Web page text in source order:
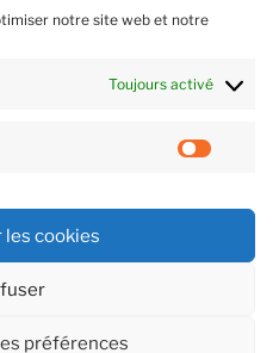
notre site web et notre
Toujours activé
les cookies
préférences
sécurité